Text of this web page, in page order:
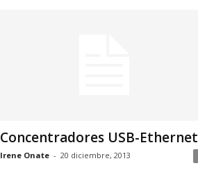
Concentradores USB-Ethernet
Irene Onate - 20 diciembre, 2013